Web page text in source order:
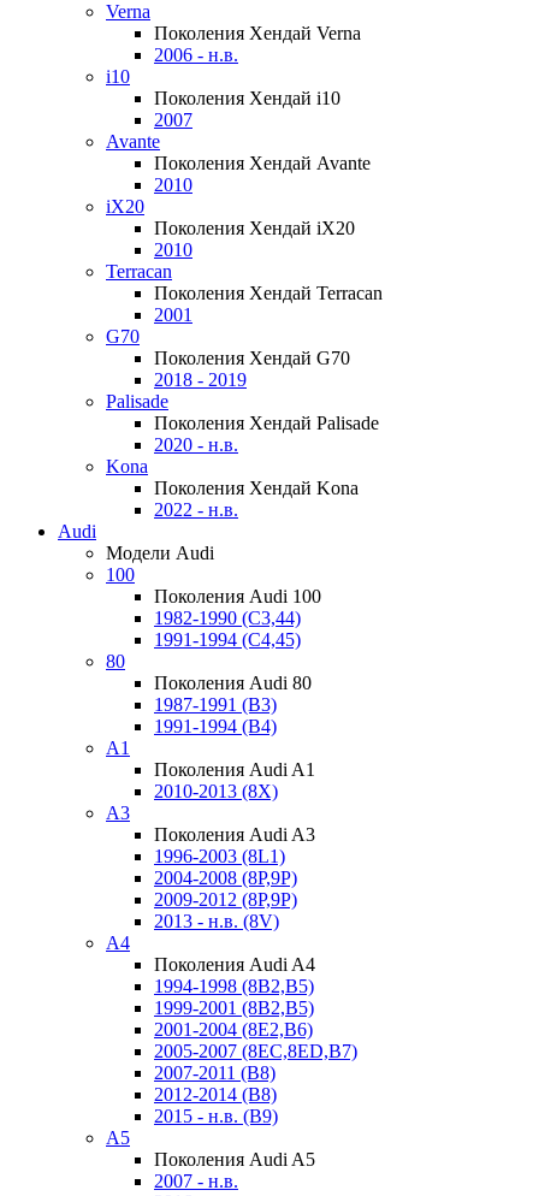
Verna
Поколения Хендай Verna
2006 - н.в.
i10
Поколения Хендай i10
2007
Avante
Поколения Хендай Avante
2010
iX20
Поколения Хендай iX20
2010
Terracan
Поколения Хендай Terracan
2001
G70
Поколения Хендай G70
2018 - 2019
Palisade
Поколения Хендай Palisade
2020 - н.в.
Kona
Поколения Хендай Kona
2022 - н.в.
Audi
Модели Audi
100
Поколения Audi 100
1982-1990 (С3,44)
1991-1994 (С4,45)
80
Поколения Audi 80
1987-1991 (B3)
1991-1994 (B4)
A1
Поколения Audi A1
2010-2013 (8X)
A3
Поколения Audi A3
1996-2003 (8L1)
2004-2008 (8P,9P)
2009-2012 (8P,9P)
2013 - н.в. (8V)
A4
Поколения Audi A4
1994-1998 (8B2,B5)
1999-2001 (8B2,B5)
2001-2004 (8E2,B6)
2005-2007 (8EC,8ED,B7)
2007-2011 (B8)
2012-2014 (B8)
2015 - н.в. (B9)
A5
Поколения Audi A5
2007 - н.в.